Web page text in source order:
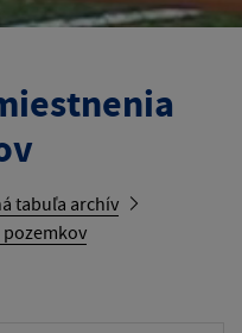
tabuľa archív
pozemkov